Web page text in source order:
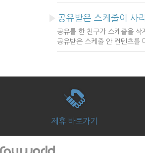
공유받은 스케줄이 사
공유를 한 친구가 스케줄을
공유받은 스케줄 안 컨텐츠를
제휴 바로가기